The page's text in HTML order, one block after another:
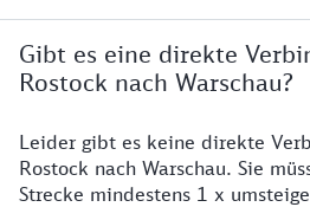
Gibt es eine direkte
Rostock nach Warschau?
Leider gibt es keine direkte
Rostock nach Warschau. Sie
Strecke mindestens 1 x